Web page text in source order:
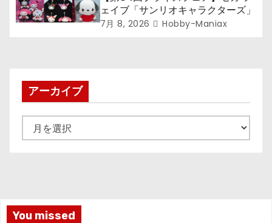
ェイブ「サンリオキャラクターズ」
7月 8, 2026 Hobby-Maniax
アーカイブ
ー
You missed